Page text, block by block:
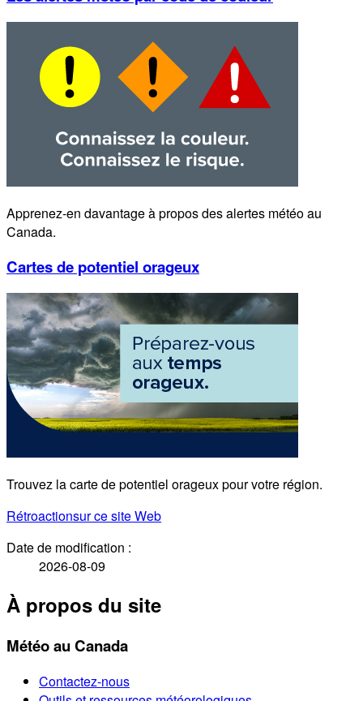
Apprenez-en davantage à propos des alertes météo au
Canada.
Cartes de potentiel orageux
Trouvez la carte de potentiel orageux pour votre région.
Rétroactionsur ce site Web
Date de modification :
2026-08-09
À propos du site
Météo au Canada
Contactez-nous